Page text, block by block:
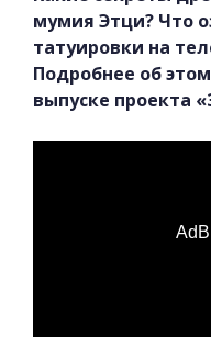
мумия Этци? Что
татуировки на
Подробнее об
выпуске проекта